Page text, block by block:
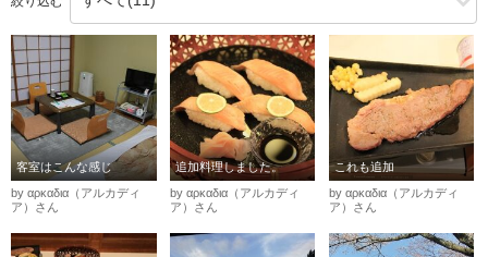
客室はこんな感じ
by αρκαδια（アルカディ
ア）さん
追加料理しました。
by αρκαδια（アルカディ
ア）さん
これも追加
by αρκαδια（アルカディ
ア）さん